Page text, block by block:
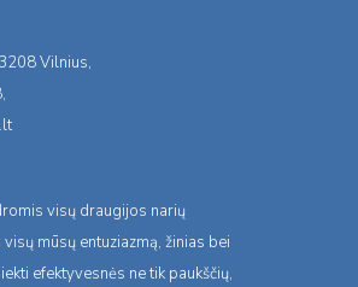
Vilnius,
visų draugijos narių
mūsų entuziazmą, žinias bei
efektyvesnės ne tik paukščių,